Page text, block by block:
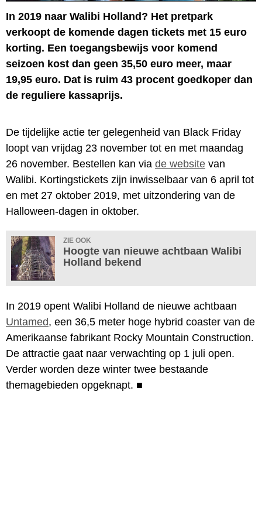
In 2019 naar Walibi Holland? Het pretpark
verkoopt de komende dagen tickets met 15 euro
korting. Een toegangsbewijs voor komend
seizoen kost dan geen 35,50 euro meer, maar
19,95 euro. Dat is ruim 43 procent goedkoper dan
de reguliere kassaprijs.
De tijdelijke actie ter gelegenheid van Black Friday
loopt van vrijdag 23 november tot en met maandag
26 november. Bestellen kan via de website van
Walibi. Kortingstickets zijn inwisselbaar van 6 april tot
en met 27 oktober 2019, met uitzondering van de
Halloween-dagen in oktober.
ZIE OOK
Hoogte van nieuwe achtbaan Walibi
Holland bekend
In 2019 opent Walibi Holland de nieuwe achtbaan
Untamed, een 36,5 meter hoge hybrid coaster van de
Amerikaanse fabrikant Rocky Mountain Construction.
De attractie gaat naar verwachting op 1 juli open.
Verder worden deze winter twee bestaande
themagebieden opgeknapt. ■